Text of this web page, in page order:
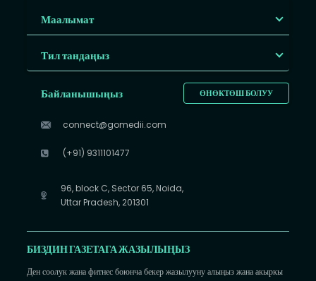
Маалымат
Тил тандаңыз
ӨНӨКТӨШ БОЛУУ
Байланышыңыз
connect@gomedii.com
(+91) 9311101477
96, block C, Sector 65, Noida,
Uttar Pradesh, 201301
БИЗДИН ГАЗЕТАГА ЖАЗЫЛЫҢЫЗ
Ден соолук жана фитнес боюнча бекер жазылууну алыңыз жана акыркы